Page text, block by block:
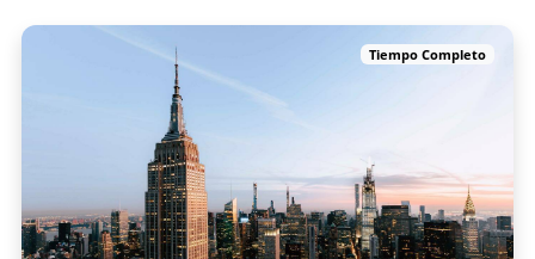
Tiempo Completo